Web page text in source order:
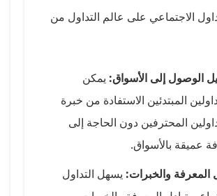
الاجتماعي على عالم التداول من
الوصول إلى الأسواق: يمكن
المبتدئين الاستفادة من خبرة
المحترفين دون الحاجة إلى
عميقة بالأسواق.
المعرفة والخبرات: يسهل التداول